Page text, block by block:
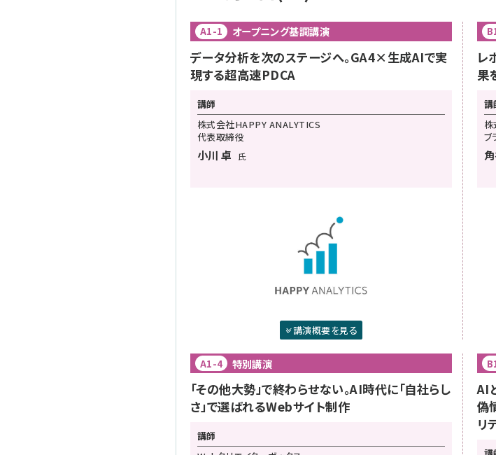
A1-1 オープニング基調講演
データ分析を次のステージへ。GA4×生成AIで実
現する超高速PDCA
講師
株式会社HAPPY ANALYTICS
代表取締役
小川 卓 氏
講演概要を見る
レ
果
講
株
ブ
A1-4 特別講演
「その他大勢」で終わらせない。AI時代に「自社らし
さ」で選ばれるWebサイト制作
講師
AI
偽
リ